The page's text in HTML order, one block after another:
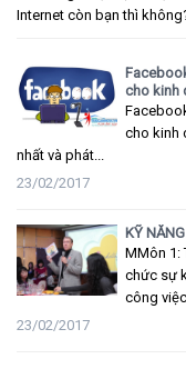
Internet còn bạn thì không?
cho kinh
cho kinh
nhất và phát...
23/02/2017
KỸ
MMôn 1:
chức sự
công việc
23/02/2017